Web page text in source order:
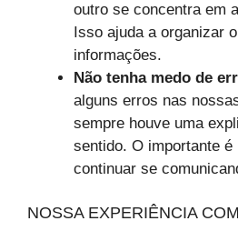
outro se concentra em
Isso ajuda a organizar
informações.
Não tenha medo de
alguns erros nas
sempre houve uma
sentido. O importante
continuar se
NOSSA EXPERIÊNCIA COM